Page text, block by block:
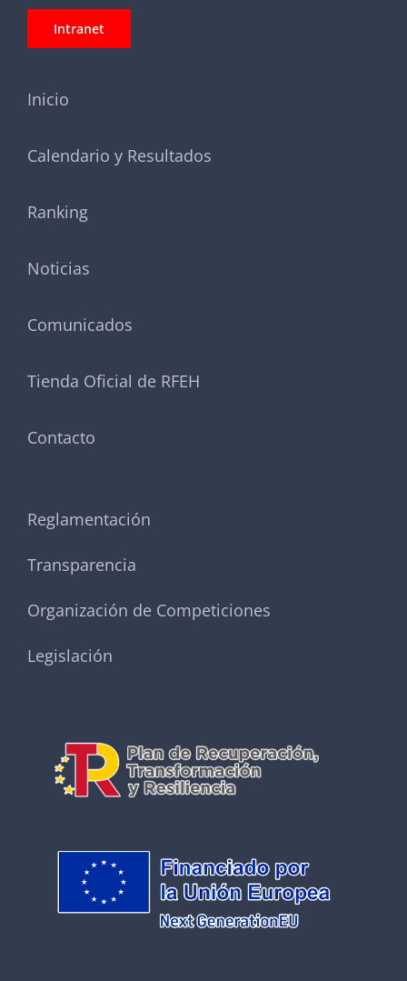
Intranet
Inicio
Calendario y Resultados
Ranking
Noticias
Comunicados
Tienda Oficial de RFEH
Contacto
Reglamentación
Transparencia
Organización de Competiciones
Legislación